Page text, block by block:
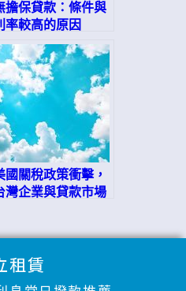
擔保貸款：條件與
率較高的原因
國關稅政策衝擊，
灣企業與貸款市場
租賃